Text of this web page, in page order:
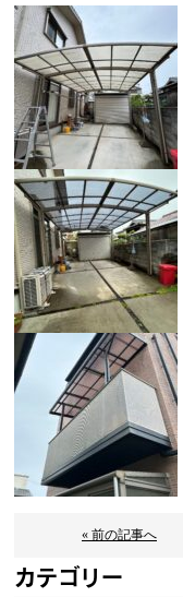
« 前の記事へ
カテゴリー